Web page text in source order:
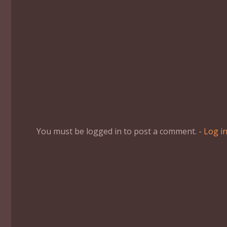
You must be logged in to post a comment. - Log in